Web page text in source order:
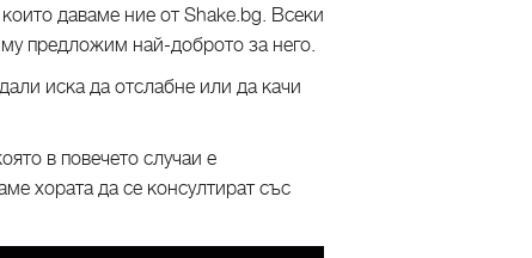
даваме ние от Shake.bg. Всеки
предложим най-доброто за него.
иска да отслабне или да качи
в повечето случаи е
хората да се консултират със